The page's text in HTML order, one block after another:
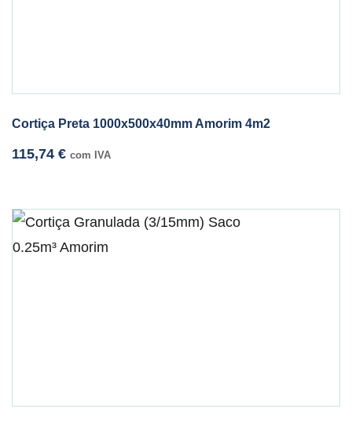
Cortiça Preta 1000x500x40mm Amorim 4m2
115,74 € com IVA